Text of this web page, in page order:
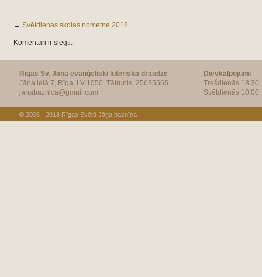
← Svētdienas skolas nometne 2018
Komentāri ir slēgti.
Rīgas Sv. Jāņa evaņģēliski luteriskā draudze
Jāņa ielā 7, Rīga, LV 1050, Tālrunis :25635565
janabaznica@gmail.com
Dievkalpojumi
Trešdienās 18.30
Svētdienās 10.00
© 2006 - 2018 Rīgas Svētā Jāņa baznīca